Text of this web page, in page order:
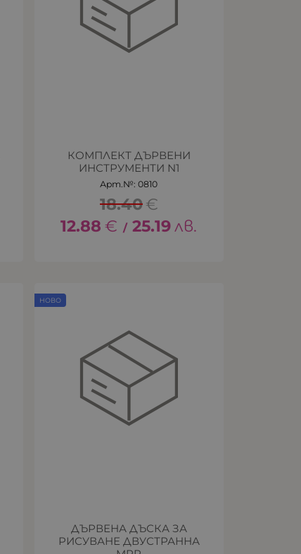
КОМПЛЕКТ ДЪРВЕНИ
ИНСТРУМЕНТИ N1
Арт.№: 0810
18.40€
12.88 € / 25.19лв.
ДЪРВЕНА ДЪСКА ЗА
РИСУВАНЕ ДВУСТРАННА
НОВО